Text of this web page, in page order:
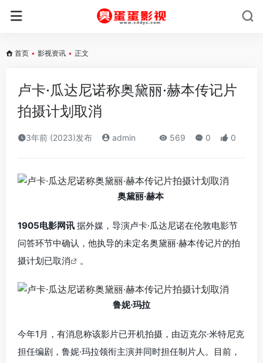
首页 • 影视资讯 • 正文
卢卡·瓜达尼诺称奥黛丽·赫本传记片
拍摄计划取消
3年前 (2023)发布 admin 569 0 0
奥黛丽·赫本
1905电影网讯 据外媒，导演卢卡·瓜达尼诺在伦敦电影节
问答环节中确认，他执导的未定名奥黛丽·赫本传记片的拍
摄计划已取消 。
鲁妮·玛拉
今年1月，有消息称该影片已开机拍摄，由迈克尔·米特尼克
担任编剧，鲁妮·玛拉领衔主演并同时担任制片人。目前，